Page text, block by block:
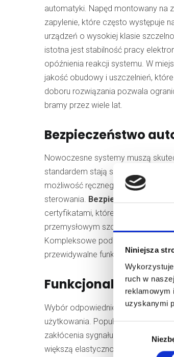
Niniejsza
ruch w
reklamowym
uzyskanymi
Wybór
automatyki. Napęd montowany na
zapylenie, które często występuje
urządzeń o wysokiej klasie
istotna jest stabilność pracy
opóźnienia reakcji systemu. W
jakość obudowy i uszczelnień,
doboru rozwiązania pozwala
bramy przez wiele lat.
Bezpieczeństwo
Nowoczesne systemy muszą
standardem stają się fotokomórki,
możliwość ręcznego odblokowania
sterowania. Bezpieczeństwo
certyfikatami, które gwarantują
przemysłowym szczególnie istotne
Kompleksowe podejście do kwestii
przewidywalne funkcjonowanie
Funkcjonalność i
Wybór odpowiedniej metody
użytkowania. Popularnym
zakłócenia sygnału i wymaga
większą elastyczność. Wadą tego